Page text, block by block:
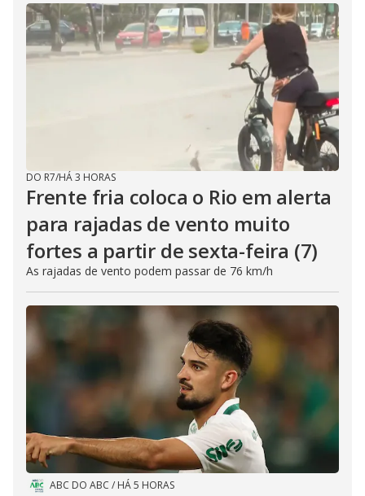
DO R7/HÁ 3 HORAS
Frente fria coloca o Rio em alerta
para rajadas de vento muito
fortes a partir de sexta-feira (7)
As rajadas de vento podem passar de 76 km/h
ABC DO ABC / HÁ 5 HORAS